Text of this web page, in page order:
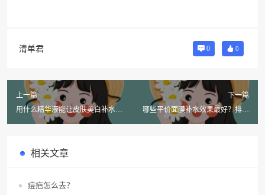
清单君 0 0
上一篇
用什么精华液能让皮肤美白补水保
湿，带来小惊喜？
下一篇
哪些平价面膜补水效果最好？排行
榜前十名！
相关文章
痘疤怎么去？